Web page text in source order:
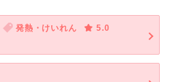
発熱・けいれん
5.0